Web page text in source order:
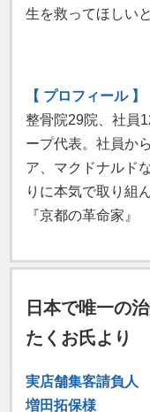
生を救ってほしい
【 プロフィール 】
整骨院29院、社員
ープ代表。社員か
ア、マクドナルド
りに本気で取り組
『京都の革命家』
日本で唯一の
たくお氏より
実店舗集客請負人
増田拓保様